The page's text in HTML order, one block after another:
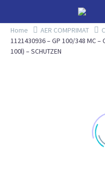
Home AER COMPRIMAT
1121430936 – GP 100/348 MC
100l) – SCHUTZEN